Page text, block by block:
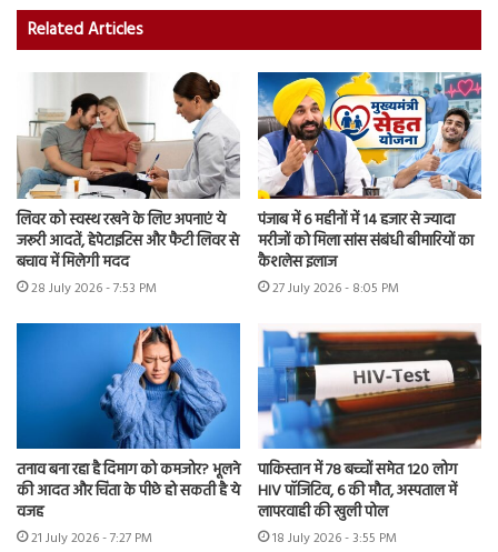
Related Articles
लिवर को स्वस्थ रखने के लिए अपनाएं ये
जरूरी आदतें, हेपेटाइटिस और फैटी लिवर से
बचाव में मिलेगी मदद
28 July 2026 - 7:53 PM
पंजाब में 6 महीनों में 14 हजार से ज्यादा
मरीजों को मिला सांस संबंधी बीमारियों का
कैशलेस इलाज
27 July 2026 - 8:05 PM
तनाव बना रहा है दिमाग को कमजोर? भूलने
की आदत और चिंता के पीछे हो सकती है ये
वजह
21 July 2026 - 7:27 PM
पाकिस्तान में 78 बच्चों समेत 120 लोग
HIV पॉजिटिव, 6 की मौत, अस्पताल में
लापरवाही की खुली पोल
18 July 2026 - 3:55 PM